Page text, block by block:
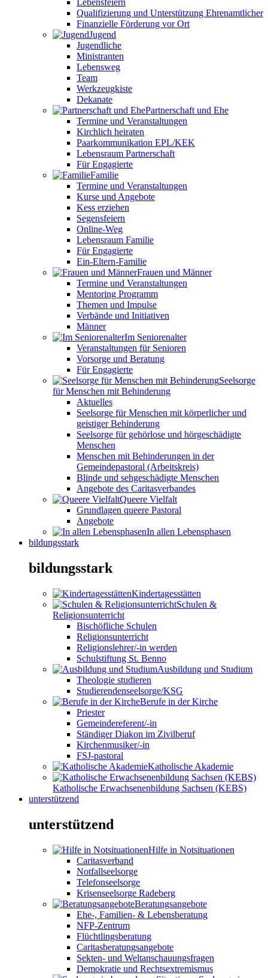
Lebensfeiern
Qualifizierung und Unterstützung Ehrenamtlicher
Finanzielle Förderung vor Ort
Jugend
Jugendliche
Ministranten
Lebensweg
Team
Werkzeugkiste
Dekanate
Partnerschaft und Ehe
Termine und Veranstaltungen
Kirchlich heiraten
Paarkommunikation EPL/KEK
Lebensraum Partnerschaft
Für Engagierte
Familie
Termine und Veranstaltungen
Kurse und Angebote
Kess erziehen
Segensfeiern
Online-Weg
Lebensraum Familie
Für Engagierte
Ein-Eltern-Familie
Frauen und Männer
Termine und Veranstaltungen
Mentoring Programm
Themen und Impulse
Verbände und Initiativen
Männer
Im Seniorenalter
Veranstaltungen für Senioren
Vorsorge und Beratung
Für Engagierte
Seelsorge
für Menschen mit Behinderung
Aktuelles
Seelsorge für Menschen mit körperlicher und
geistiger Behinderung
Seelsorge für gehörlose und hörgeschädigte
Menschen
Menschen mit Behinderungen in der
Gemeindepastoral (Arbeitskreis)
Blinde und sehgeschädigte Menschen
Angebote des Caritasverbandes
Queere Vielfalt
Grundlagen queere Pastoral
Angebote
In allen Lebensphasen
bildungsstark
bildungsstark
Kindertagesstätten
Schulen &
Religionsunterricht
Bischöfliche Schulen
Religionsunterricht
Religionslehrer/-in werden
Schulstiftung St. Benno
Ausbildung und Studium
Theologie studieren
Studierendenseelsorge/KSG
Berufe in der Kirche
Priester
Gemeindereferent/-in
Ständiger Diakon im Zivilberuf
Kirchenmusiker/-in
FSJ-pastoral
Katholische Akademie
Katholische Erwachsenenbildung Sachsen (KEBS)
unterstützend
unterstützend
Hilfe in Notsituationen
Caritasverband
Notfallseelsorge
Telefonseelsorge
Krisenseelsorge Radeberg
Beratungsangebote
Ehe-, Familien- & Lebensberatung
NFP-Zentrum
Flüchtlingsberatung
Caritasberatungsangebote
Sekten- und Weltanschauungsfragen
Demokratie und Rechtsextremismus